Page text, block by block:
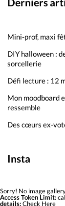
Mini-prof, maxi
DIY halloween :
sorcellerie
Défi lecture : 12
Mon moodboard
ressemble
Des cœurs ex-
Insta
Sorry! No image
Access Token Limit:
details:Check Here